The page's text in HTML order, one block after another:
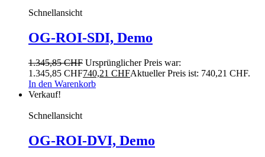
Schnellansicht
OG-ROI-SDI, Demo
1.345,85CHF Ursprünglicher Preis war:
1.345,85 CHF740,21 CHFAktueller Preis ist: 740,21 CHF.
In den Warenkorb
Verkauf!
Schnellansicht
OG-ROI-DVI, Demo